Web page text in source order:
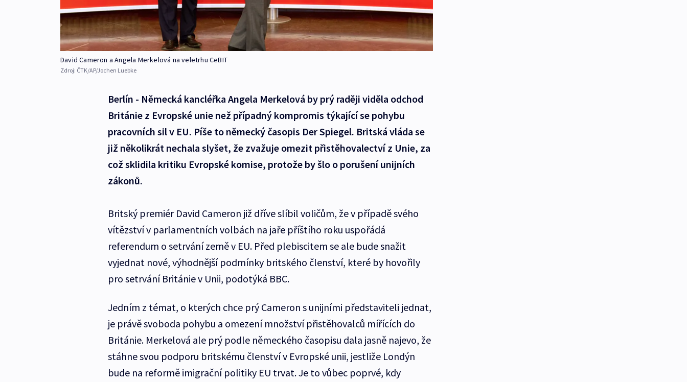
David Cameron a Angela Merkelová na veletrhu CeBIT
Zdroj: ČTK/AP/Jochen Luebke
Berlín - Německá kancléřka Angela Merkelová by prý raději viděla odchod
Británie z Evropské unie než případný kompromis týkající se pohybu
pracovních sil v EU. Píše to německý časopis Der Spiegel. Britská vláda se
již několikrát nechala slyšet, že zvažuje omezit přistěhovalectví z Unie, za
což sklidila kritiku Evropské komise, protože by šlo o porušení unijních
zákonů.
Britský premiér David Cameron již dříve slíbil voličům, že v případě svého
vítězství v parlamentních volbách na jaře příštího roku uspořádá
referendum o setrvání země v EU. Před plebiscitem se ale bude snažit
vyjednat nové, výhodnější podmínky britského členství, které by hovořily
pro setrvání Británie v Unii, podotýká BBC.
Jedním z témat, o kterých chce prý Cameron s unijními představiteli jednat,
je právě svoboda pohybu a omezení množství přistěhovalců mířících do
Británie. Merkelová ale prý podle německého časopisu dala jasně najevo, že
stáhne svou podporu britskému členství v Evropské unii, jestliže Londýn
bude na reformě imigrační politiky EU trvat. Je to vůbec poprvé, kdy